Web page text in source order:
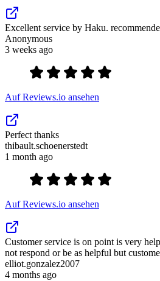
Excellent service by Haku.
Anonymous
3 weeks ago
Auf Reviews.io ansehen
Perfect thanks
thibault.schoenerstedt
1 month ago
Auf Reviews.io ansehen
Customer service is on point is very
not respond or be as helpful but
elliot.gonzalez2007
4 months ago